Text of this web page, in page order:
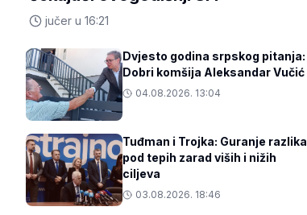
jučer u 16:21
Dvjesto godina srpskog pitanja:
Dobri komšija Aleksandar Vučić
04.08.2026. 13:04
Tuđman i Trojka: Guranje razlika
pod tepih zarad viših i nižih
ciljeva
03.08.2026. 18:46